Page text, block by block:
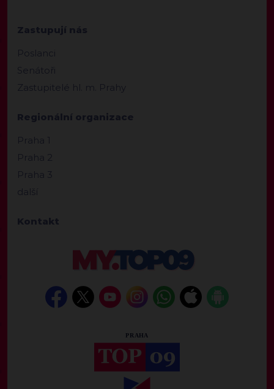
Zastupují nás
Poslanci
Senátoři
Zastupitelé hl. m. Prahy
Regionální organizace
Praha 1
Praha 2
Praha 3
další
Kontakt